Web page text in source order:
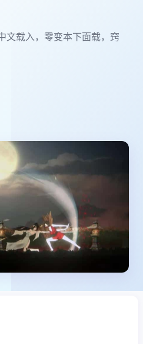
文载入，零变本下面载，窍